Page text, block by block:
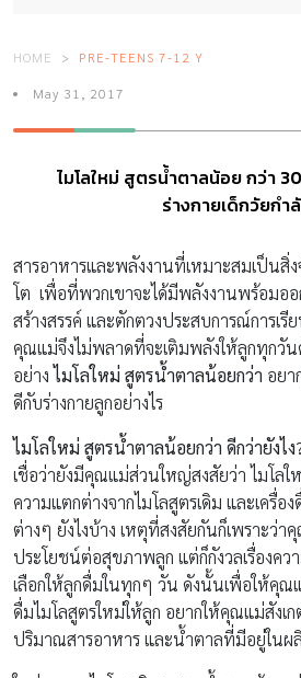
HOME PRE-TEENS 7-12 Y
May 31, 2017
ไมโลใหม่ สูตรน้ำตาลน้อย กว่า
ร่างกายเด็กวัยกำ
สารอาหารและพลังงานที่เหมาะสมเป็นสิ่ง
โต เพื่อที่พวกเขาจะได้มีพลังงานพร้อมออ
สร้างสรรค์ และตักตวงประสบการณ์การเรี
คุณแม่จึงไม่พลาดที่จะเติมพลังให้ลูกทุกวั
อย่างไมโลใหม่ สูตรน้ำตาลน้อยกว่า อยา
ดีกับร่างกายลูกอย่างไร
ไมโลใหม่ สูตรน้ำตาลน้อยกว่า ดีกว่ายังไง
เชื่อว่ายังมีคุณแม่ส่วนใหญ่สงสัยว่า ไมโล
ความแตกต่างจากไมโลสูตรเดิม และเครื่
ต่างๆ ยังไงบ้าง เหตุที่สงสัยกันก็เพราะว่า
ประโยชน์ต่อสุขภาพลูก แต่ก็กังวลเรื่องคว
เลือกให้ลูกดื่มในทุกๆ วัน ดังนั้นเพื่อให้คุณแ
ดื่มไมโลสูตรใหม่ให้ลูก อยากให้คุณแม่สังเ
ปริมาณสารอาหาร และน้ำตาลที่มีอยู่ใน